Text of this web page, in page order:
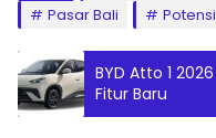
Pasar Bali
BYD Atto 1
Fitur Baru